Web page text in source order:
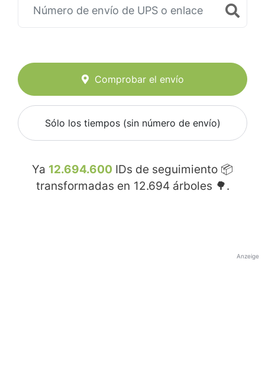
Comprobar el envío
Sólo los tiempos (sin número de envío)
Ya 12.694.600 IDs de seguimiento 📦
transformadas en 12.694 árboles 🌳.
Anzeige